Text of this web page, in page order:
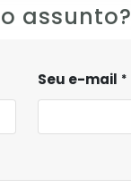
assunto?
Seu e-mail